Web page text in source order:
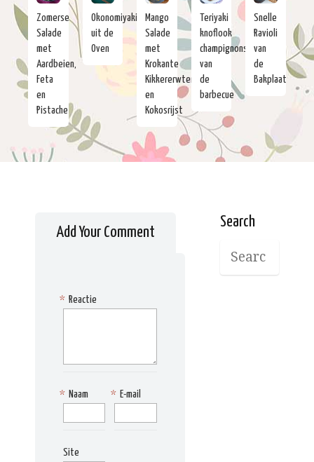
Zomerse
Salade
met
Aardbeien,
Feta
en
Pistache
Okonomiyaki
uit de
Oven
Mango
Salade
met
Krokante
Kikkererwten
en
Kokosrijst
Teriyaki
knoflook
champignons
van
de
barbecue
Snelle
Ravioli
van
de
Bakplaat
Add Your Comment
Reactie
*
Naam
* E-mail
*
Site
Search